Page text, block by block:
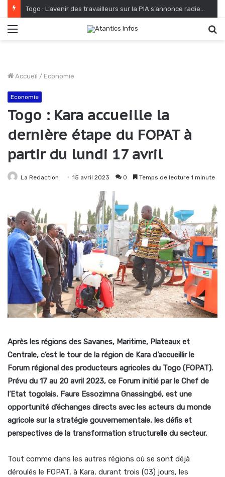
Togo : L’avenir des travailleurs sur la PIA s’annonce radieux
Accueil / Economie
Economie
Togo : Kara accueille la
dernière étape du FOPAT à
partir du lundi 17 avril
La Redaction 15 avril 2023 0 Temps de lecture 1 minute
Après les régions des Savanes, Maritime, Plateaux et
Centrale, c’est le tour de la région de Kara d’accueillir le
Forum régional des producteurs agricoles du Togo (FOPAT).
Prévu du 17 au 20 avril 2023, ce Forum initié par le Chef de
l’Etat togolais, Faure Essozimna Gnassingbé, est une
opportunité d’échanges directs avec les acteurs du monde
agricole sur la stratégie gouvernementale, les défis et
perspectives de la transformation structurelle du secteur.
Tout comme dans les autres régions où se sont déjà
déroulés le FOPAT, à Kara, durant trois (03) jours, les